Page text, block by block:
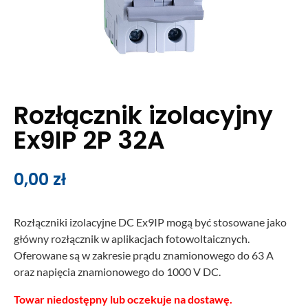
Rozłącznik izolacyjny
Ex9IP 2P 32A
0,00 zł
Rozłączniki izolacyjne DC Ex9IP mogą być stosowane jako
główny rozłącznik w aplikacjach fotowoltaicznych.
Oferowane są w zakresie prądu znamionowego do 63 A
oraz napięcia znamionowego do 1000 V DC.
Towar niedostępny lub oczekuje na dostawę.